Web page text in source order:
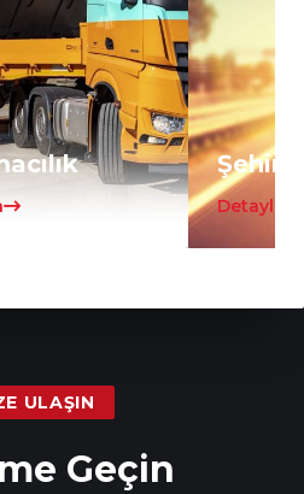
Detaylar
ULAŞIN
Geçin